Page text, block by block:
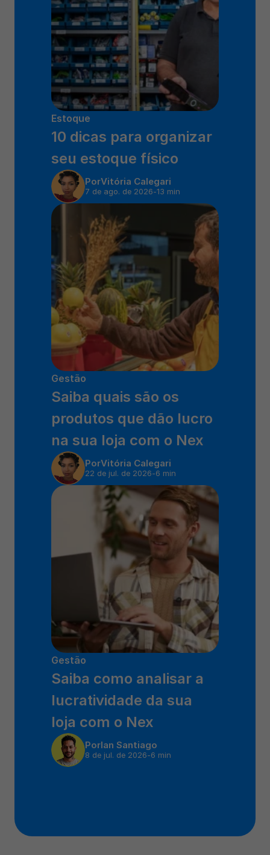
Estoque
10 dicas para organizar
seu estoque físico
PorVitória Calegari
7 de ago. de 2026-13 min
Gestão
Saiba quais são os
produtos que dão lucro
na sua loja com o Nex
PorVitória Calegari
22 de jul. de 2026-6 min
Gestão
Saiba como analisar a
lucratividade da sua
loja com o Nex
PorIan Santiago
8 de jul. de 2026-6 min